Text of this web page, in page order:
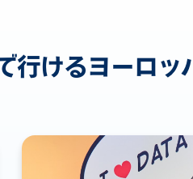
行けるヨーロッ